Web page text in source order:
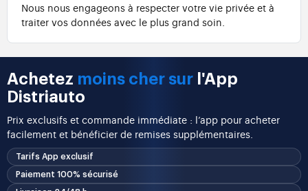
Nous nous engageons à respecter votre vie privée et à
traiter vos données avec le plus grand soin.
Achetez moins cher sur l'App
Distriauto
Prix exclusifs et commande immédiate : l’app pour acheter
facilement et bénéficier de remises supplémentaires.
Tarifs App exclusif
Paiement 100% sécurisé